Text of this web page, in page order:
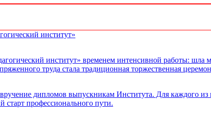
институт»
институт» временем интенсивной работы: шла
труда стала традиционная торжественная
дипломов выпускникам Института. Для каждого из
старт профессионального пути.